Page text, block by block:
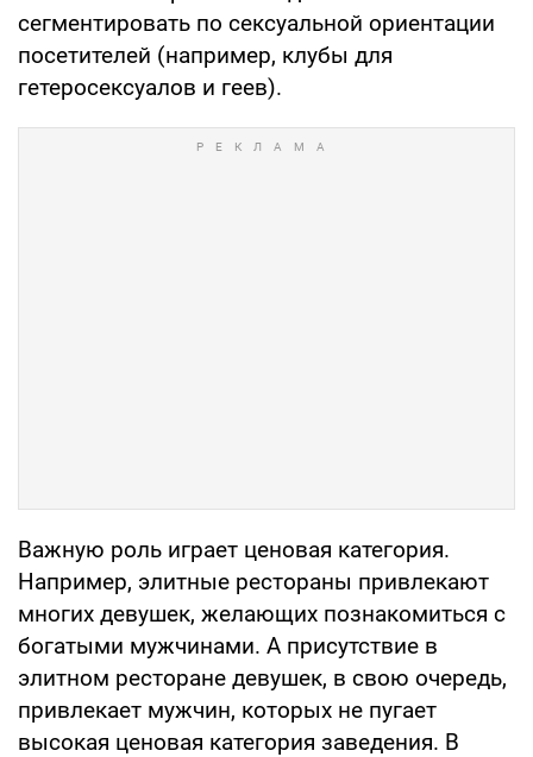
сегментировать по сексуальной ориентации
посетителей (например, клубы для
гетеросексуалов и геев).
Важную роль играет ценовая категория.
Например, элитные рестораны привлекают
многих девушек, желающих познакомиться с
богатыми мужчинами. А присутствие в
элитном ресторане девушек, в свою очередь,
привлекает мужчин, которых не пугает
высокая ценовая категория заведения. В